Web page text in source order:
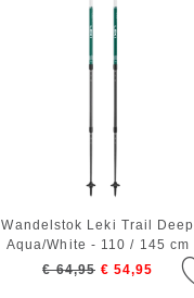
Wandelstok Leki Trail Deep
Aqua/White - 110 / 145 cm
€ 64,95 € 54,95